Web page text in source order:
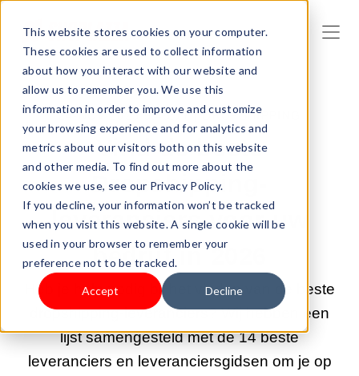
This website stores cookies on your computer.
These cookies are used to collect information
about how you interact with our website and
allow us to remember you. We use this
information in order to improve and customize
your browsing experience and for analytics and
metrics about our visitors both on this website
and other media. To find out more about the
cookies we use, see our Privacy Policy.
If you decline, your information won’t be tracked
when you visit this website. A single cookie will be
used in your browser to remember your
preference not to be tracked.
Accept Decline
24-NOV-2025 5:45:17 |DROPSHIPPING
Vind de beste
Dropshipping-
leveranciers voor uw
bedrijf in 2026
Heb je hulp nodig bij het vinden van de beste
dropshipping-leveranciers? Wij hebben een
lijst samengesteld met de 14 beste
leveranciers en leveranciersgidsen om je op